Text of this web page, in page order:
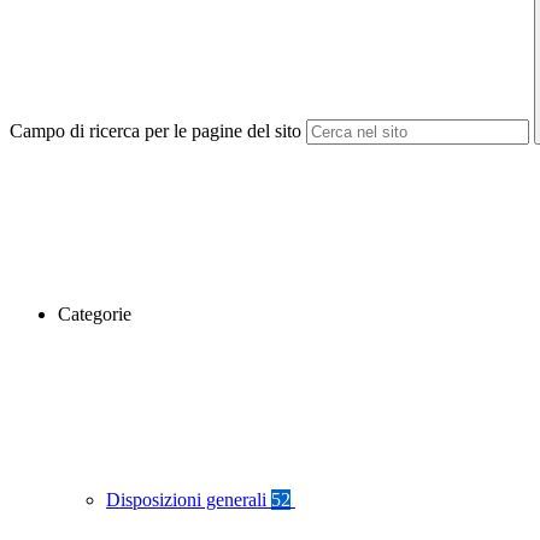
Campo di ricerca per le pagine del sito
Categorie
Disposizioni generali 52